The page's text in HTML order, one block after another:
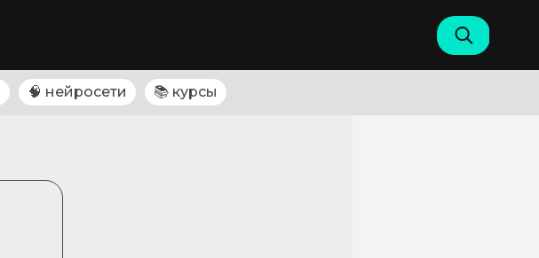
🧠 нейросети 📚 курсы